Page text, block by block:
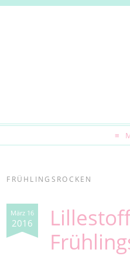
FRÜHLINGSROCKEN
März 16
2016